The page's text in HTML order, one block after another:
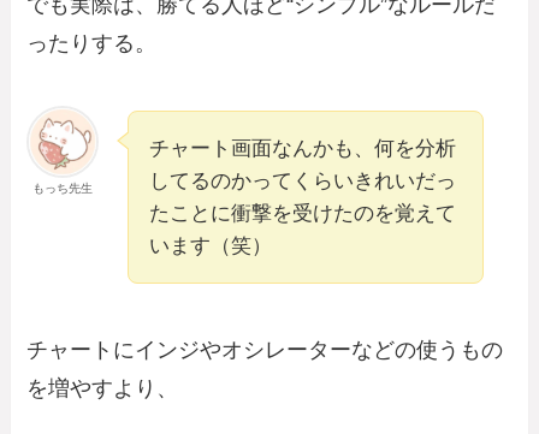
ったりする。
もっち先生
チャート画面なんかも、何を分析
してるのかってくらいきれいだっ
たことに衝撃を受けたのを覚えて
います（笑）
チャートにインジやオシレーターなどの使うもの
を増やすより、